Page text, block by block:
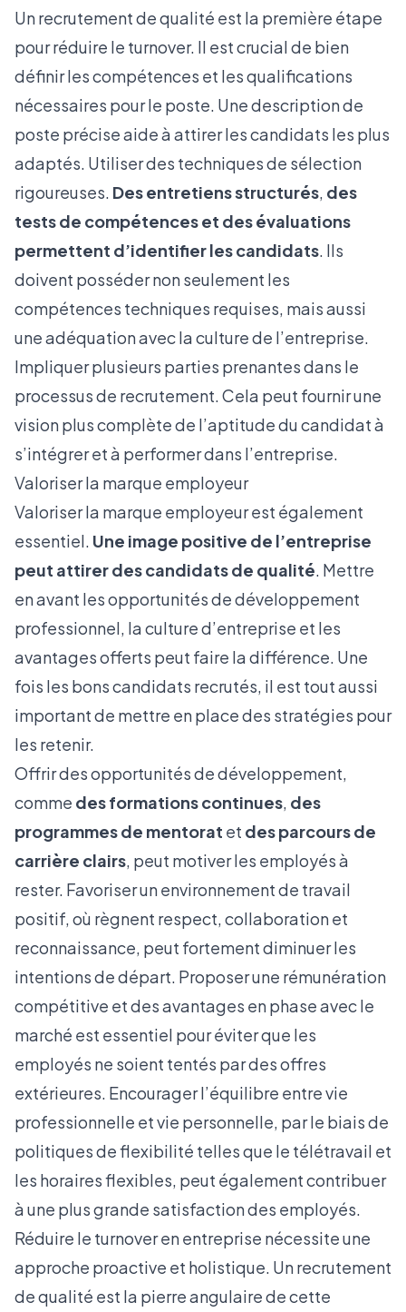
Un recrutement de qualité est la première étape
pour réduire le turnover. Il est crucial de bien
définir les compétences et les qualifications
nécessaires pour le poste. Une description de
poste précise aide à attirer les candidats les plus
adaptés. Utiliser des techniques de sélection
rigoureuses. Des entretiens structurés, des
tests de compétences et des évaluations
permettent d’identifier les candidats. Ils
doivent posséder non seulement les
compétences techniques requises, mais aussi
une adéquation avec la culture de l’entreprise.
Impliquer plusieurs parties prenantes dans le
processus de recrutement. Cela peut fournir une
vision plus complète de l’aptitude du candidat à
s’intégrer et à performer dans l’entreprise.
Valoriser la marque employeur
Valoriser la marque employeur est également
essentiel. Une image positive de l’entreprise
peut attirer des candidats de qualité. Mettre
en avant les opportunités de développement
professionnel, la culture d’entreprise et les
avantages offerts peut faire la différence. Une
fois les bons candidats recrutés, il est tout aussi
important de mettre en place des stratégies pour
les retenir.
Offrir des opportunités de développement,
comme des formations continues, des
programmes de mentorat et des parcours de
carrière clairs, peut motiver les employés à
rester. Favoriser un environnement de travail
positif, où règnent respect, collaboration et
reconnaissance, peut fortement diminuer les
intentions de départ. Proposer une rémunération
compétitive et des avantages en phase avec le
marché est essentiel pour éviter que les
employés ne soient tentés par des offres
extérieures. Encourager l’équilibre entre vie
professionnelle et vie personnelle, par le biais de
politiques de flexibilité telles que le télétravail et
les horaires flexibles, peut également contribuer
à une plus grande satisfaction des employés.
Réduire le turnover en entreprise nécessite une
approche proactive et holistique. Un recrutement
de qualité est la pierre angulaire de cette